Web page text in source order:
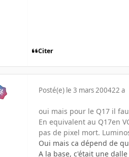
Citer
Posté(e) le 3 mars 200422 a
oui mais pour le Q17 il
En equivalent au Q17en
pas de pixel mort.
Oui mais ca dépend de
A la base, c'était une